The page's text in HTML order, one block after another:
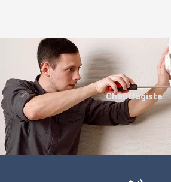
Chauffagiste